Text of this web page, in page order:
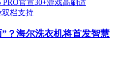
？海尔洗衣机将首发智慧